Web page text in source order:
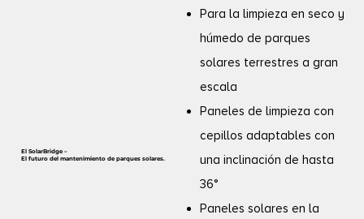
Para la limpieza en seco y
húmedo de parques
solares terrestres a gran
escala
Paneles de limpieza con
cepillos adaptables con
una inclinación de hasta
36°
Paneles solares en la
El SolarBridge –
El futuro del mantenimiento de parques solares.